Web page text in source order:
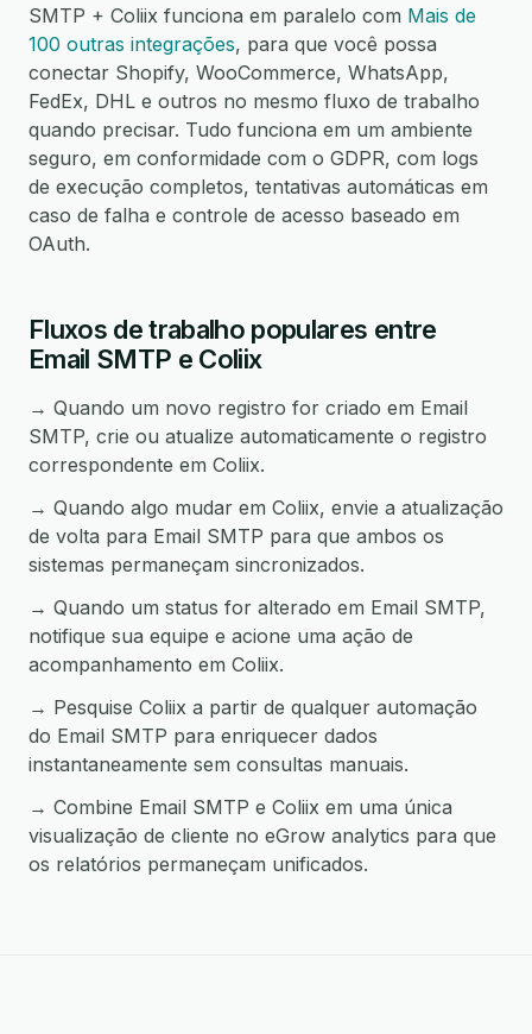
SMTP + Coliix funciona em paralelo com Mais de
100 outras integrações, para que você possa
conectar Shopify, WooCommerce, WhatsApp,
FedEx, DHL e outros no mesmo fluxo de trabalho
quando precisar. Tudo funciona em um ambiente
seguro, em conformidade com o GDPR, com logs
de execução completos, tentativas automáticas em
caso de falha e controle de acesso baseado em
OAuth.
Fluxos de trabalho populares entre
Email SMTP e Coliix
→ Quando um novo registro for criado em Email
SMTP, crie ou atualize automaticamente o registro
correspondente em Coliix.
→ Quando algo mudar em Coliix, envie a atualização
de volta para Email SMTP para que ambos os
sistemas permaneçam sincronizados.
→ Quando um status for alterado em Email SMTP,
notifique sua equipe e acione uma ação de
acompanhamento em Coliix.
→ Pesquise Coliix a partir de qualquer automação
do Email SMTP para enriquecer dados
instantaneamente sem consultas manuais.
→ Combine Email SMTP e Coliix em uma única
visualização de cliente no eGrow analytics para que
os relatórios permaneçam unificados.